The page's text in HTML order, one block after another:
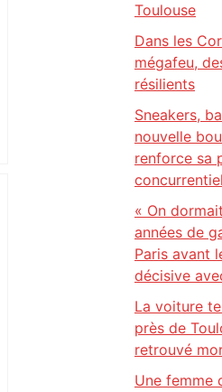
Toulouse
Dans les
mégafeu,
résilients
Sneakers,
nouvelle
renforce sa
« On
années de
Paris avant
décisive
La voiture
près de
retrouvé
Une femme